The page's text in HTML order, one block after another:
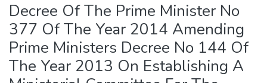
Decree Of The Prime Minister No
377 Of The Year 2014 Amending
Prime Ministers Decree No 144 Of
The Year 2013 On Establishing A